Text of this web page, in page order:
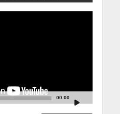
00:00